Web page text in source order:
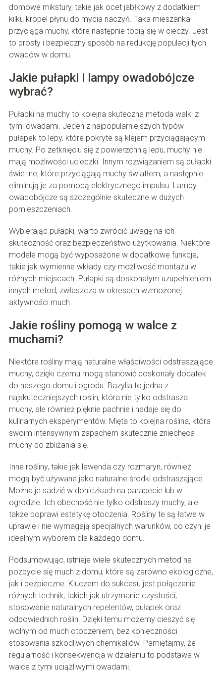
domowe mikstury, takie jak ocet jabłkowy z dodatkiem
kilku kropel płynu do mycia naczyń. Taka mieszanka
przyciąga muchy, które następnie topią się w cieczy. Jest
to prosty i bezpieczny sposób na redukcję populacji tych
owadów w domu.
Jakie pułapki i lampy owadobójcze
wybrać?
Pułapki na muchy to kolejna skuteczna metoda walki z
tymi owadami. Jeden z najpopularniejszych typów
pułapek to lepy, które pokryte są klejem przyciągającym
muchy. Po zetknięciu się z powierzchnią lepu, muchy nie
mają możliwości ucieczki. Innym rozwiązaniem są pułapki
świetlne, które przyciągają muchy światłem, a następnie
eliminują je za pomocą elektrycznego impulsu. Lampy
owadobójcze są szczególnie skuteczne w dużych
pomieszczeniach.
Wybierając pułapki, warto zwrócić uwagę na ich
skuteczność oraz bezpieczeństwo użytkowania. Niektóre
modele mogą być wyposażone w dodatkowe funkcje,
takie jak wymienne wkłady czy możliwość montażu w
różnych miejscach. Pułapki są doskonałym uzupełnieniem
innych metod, zwłaszcza w okresach wzmożonej
aktywności much.
Jakie rośliny pomogą w walce z
muchami?
Niektóre rośliny mają naturalne właściwości odstraszające
muchy, dzięki czemu mogą stanowić doskonały dodatek
do naszego domu i ogrodu. Bazylia to jedna z
najskuteczniejszych roślin, która nie tylko odstrasza
muchy, ale również pięknie pachnie i nadaje się do
kulinarnych eksperymentów. Mięta to kolejna roślina, która
swoim intensywnym zapachem skutecznie zniechęca
muchy do zbliżania się.
Inne rośliny, takie jak lawenda czy rozmaryn, również
mogą być używane jako naturalne środki odstraszające.
Można je sadzić w doniczkach na parapecie lub w
ogrodzie. Ich obecność nie tylko odstraszy muchy, ale
także poprawi estetykę otoczenia. Rośliny te są łatwe w
uprawie i nie wymagają specjalnych warunków, co czyni je
idealnym wyborem dla każdego domu.
Podsumowując, istnieje wiele skutecznych metod na
pozbycie się much z domu, które są zarówno ekologiczne,
jak i bezpieczne. Kluczem do sukcesu jest połączenie
różnych technik, takich jak utrzymanie czystości,
stosowanie naturalnych repelentów, pułapek oraz
odpowiednich roślin. Dzięki temu możemy cieszyć się
wolnym od much otoczeniem, bez konieczności
stosowania szkodliwych chemikaliów. Pamiętajmy, że
regularność i konsekwencja w działaniu to podstawa w
walce z tymi uciążliwymi owadami.